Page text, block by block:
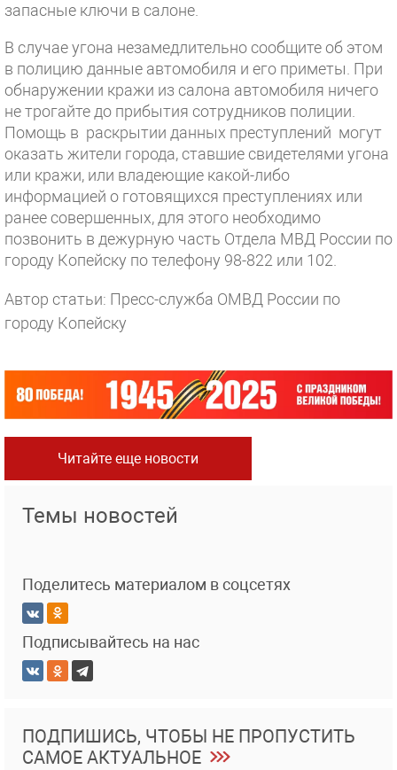
запасные ключи в салоне.
В случае угона незамедлительно сообщите об этом
в полицию данные автомобиля и его приметы. При
обнаружении кражи из салона автомобиля ничего
не трогайте до прибытия сотрудников полиции.
Помощь в раскрытии данных преступлений могут
оказать жители города, ставшие свидетелями угона
или кражи, или владеющие какой-либо
информацией о готовящихся преступлениях или
ранее совершенных, для этого необходимо
позвонить в дежурную часть Отдела МВД России по
городу Копейску по телефону 98-822 или 102.
Автор статьи: Пресс-служба ОМВД России по
городу Копейску
Читайте еще новости
Темы новостей
Поделитесь материалом в соцсетях
Подписывайтесь на нас
ПОДПИШИСЬ, ЧТОБЫ НЕ ПРОПУСТИТЬ
САМОЕ АКТУАЛЬНОЕ